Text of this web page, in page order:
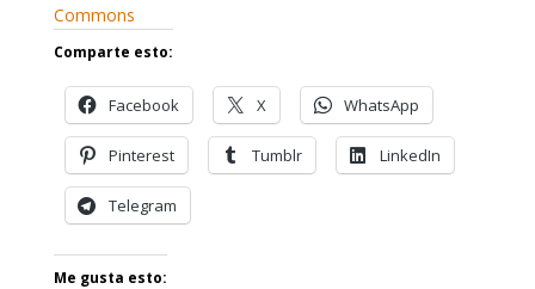
Commons
Comparte esto:
Facebook X WhatsApp
Pinterest Tumblr LinkedIn
Telegram
Me gusta esto: